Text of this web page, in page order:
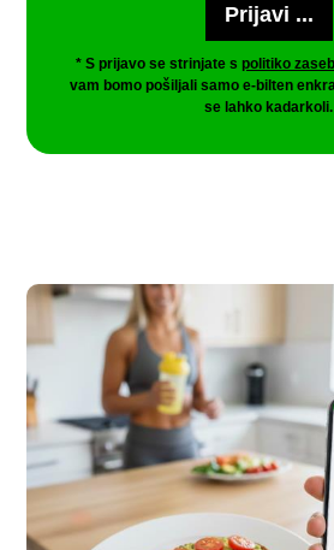
* S prijavo se strinjate spolitiko
vam bomo pošiljali samo e-bilten
se lahko kadarkoli.